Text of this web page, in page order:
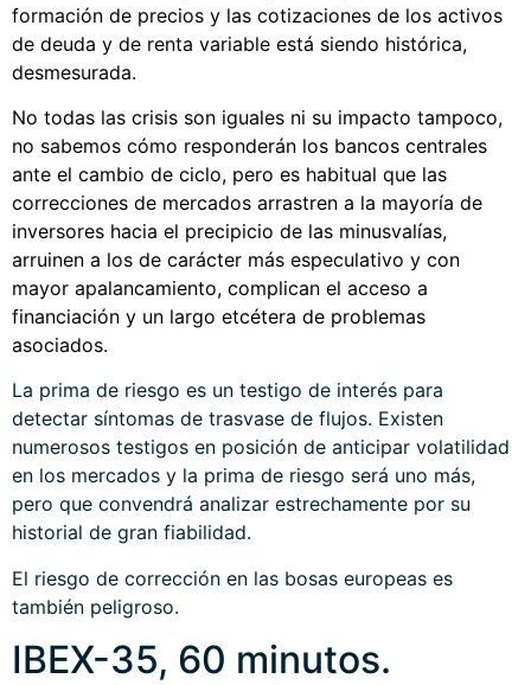
formación de precios y las cotizaciones de los activos
de deuda y de renta variable está siendo histórica,
desmesurada.
No todas las crisis son iguales ni su impacto tampoco,
no sabemos cómo responderán los bancos centrales
ante el cambio de ciclo, pero es habitual que las
correcciones de mercados arrastren a la mayoría de
inversores hacia el precipicio de las minusvalías,
arruinen a los de carácter más especulativo y con
mayor apalancamiento, complican el acceso a
financiación y un largo etcétera de problemas
asociados.
La prima de riesgo es un testigo de interés para
detectar síntomas de trasvase de flujos. Existen
numerosos testigos en posición de anticipar volatilidad
en los mercados y la prima de riesgo será uno más,
pero que convendrá analizar estrechamente por su
historial de gran fiabilidad.
El riesgo de corrección en las bosas europeas es
también peligroso.
IBEX-35, 60 minutos.